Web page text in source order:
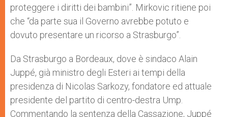
proteggere i diritti dei bambini”. Mirkovic ritiene poi
che “da parte sua il Governo avrebbe potuto e
dovuto presentare un ricorso a Strasburgo”.
Da Strasburgo a Bordeaux, dove è sindaco Alain
Juppé, già ministro degli Esteri ai tempi della
presidenza di Nicolas Sarkozy, fondatore ed attuale
presidente del partito di centro-destra Ump.
Commentando la sentenza della Cassazione, Juppé